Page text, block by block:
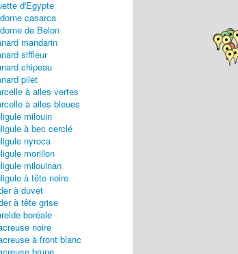
d'Egypte
casarca
de Belon
mandarin
siffleur
chipeau
pilet
à ailes vertes
à ailes bleues
milouin
à bec cerclé
nyroca
morillon
milouinan
à tête noire
à duvet
à tête grise
boréale
noire
à front blanc